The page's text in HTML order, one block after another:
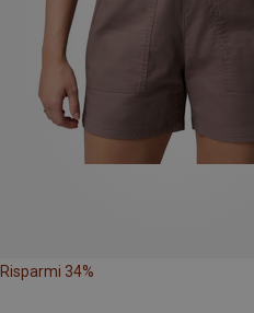
Risparmi 34%